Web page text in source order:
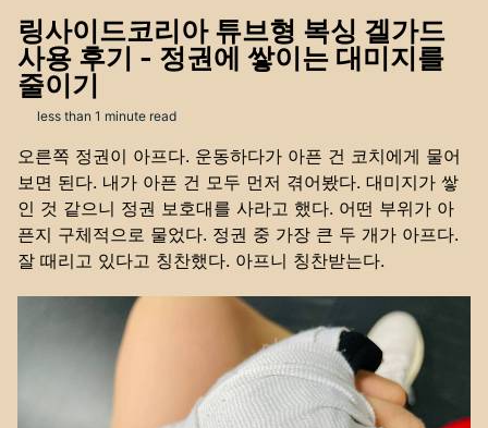
링사이드코리아 튜브형 복싱 겔가드
사용 후기 - 정권에 쌓이는 대미지를
줄이기
less than 1 minute read
오른쪽 정권이 아프다. 운동하다가 아픈 건 코치에게 물어
보면 된다. 내가 아픈 건 모두 먼저 겪어봤다. 대미지가 쌓
인 것 같으니 정권 보호대를 사라고 했다. 어떤 부위가 아
픈지 구체적으로 물었다. 정권 중 가장 큰 두 개가 아프다.
잘 때리고 있다고 칭찬했다. 아프니 칭찬받는다.